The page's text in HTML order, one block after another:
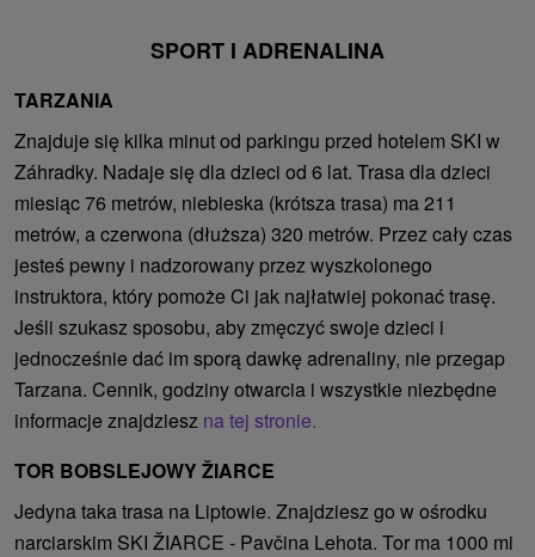
SPORT I ADRENALINA
TARZANIA
Znajduje się kilka minut od parkingu przed hotelem SKI w
Záhradky. Nadaje się dla dzieci od 6 lat. Trasa dla dzieci
miesiąc 76 metrów, niebieska (krótsza trasa) ma 211
metrów, a czerwona (dłuższa) 320 metrów. Przez cały czas
jesteś pewny i nadzorowany przez wyszkolonego
instruktora, który pomoże Ci jak najłatwiej pokonać trasę.
Jeśli szukasz sposobu, aby zmęczyć swoje dzieci i
jednocześnie dać im sporą dawkę adrenaliny, nie przegap
Tarzana. Cennik, godziny otwarcia i wszystkie niezbędne
informacje znajdziesz na tej stronie.
TOR BOBSLEJOWY ŽIARCE
Jedyna taka trasa na Liptowie. Znajdziesz go w ośrodku
narciarskim SKI ŽIARCE - Pavčina Lehota. Tor ma 1000 mi